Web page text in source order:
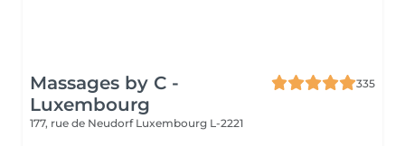
Massages by C -
Luxembourg
335
177, rue de Neudorf Luxembourg L-2221